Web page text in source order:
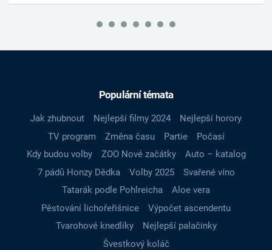
Populární témata
Jak zhubnout Nejlepší filmy 2024
Nejlepší horory
TV program
Změna času Partie
Počasí
Kdy budou volby
ZOO Nové začátky
Auto – katalog
7 pádů Honzy Dědka
Volby 2025
Svařené víno
Tatarák podle Pohlreicha
Aloe vera
Pěstování lichořeřišnice
Výpočet ascendentu
Tvarohové knedlíky
Nejlepší palačinky
Švestkový koláč